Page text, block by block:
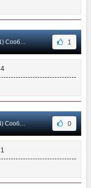
#84 1
#83 0